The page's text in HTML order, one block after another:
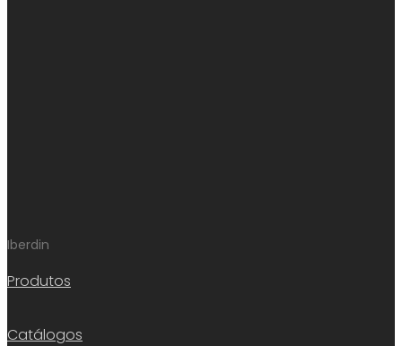
Iberdin
Produtos
Catálogos